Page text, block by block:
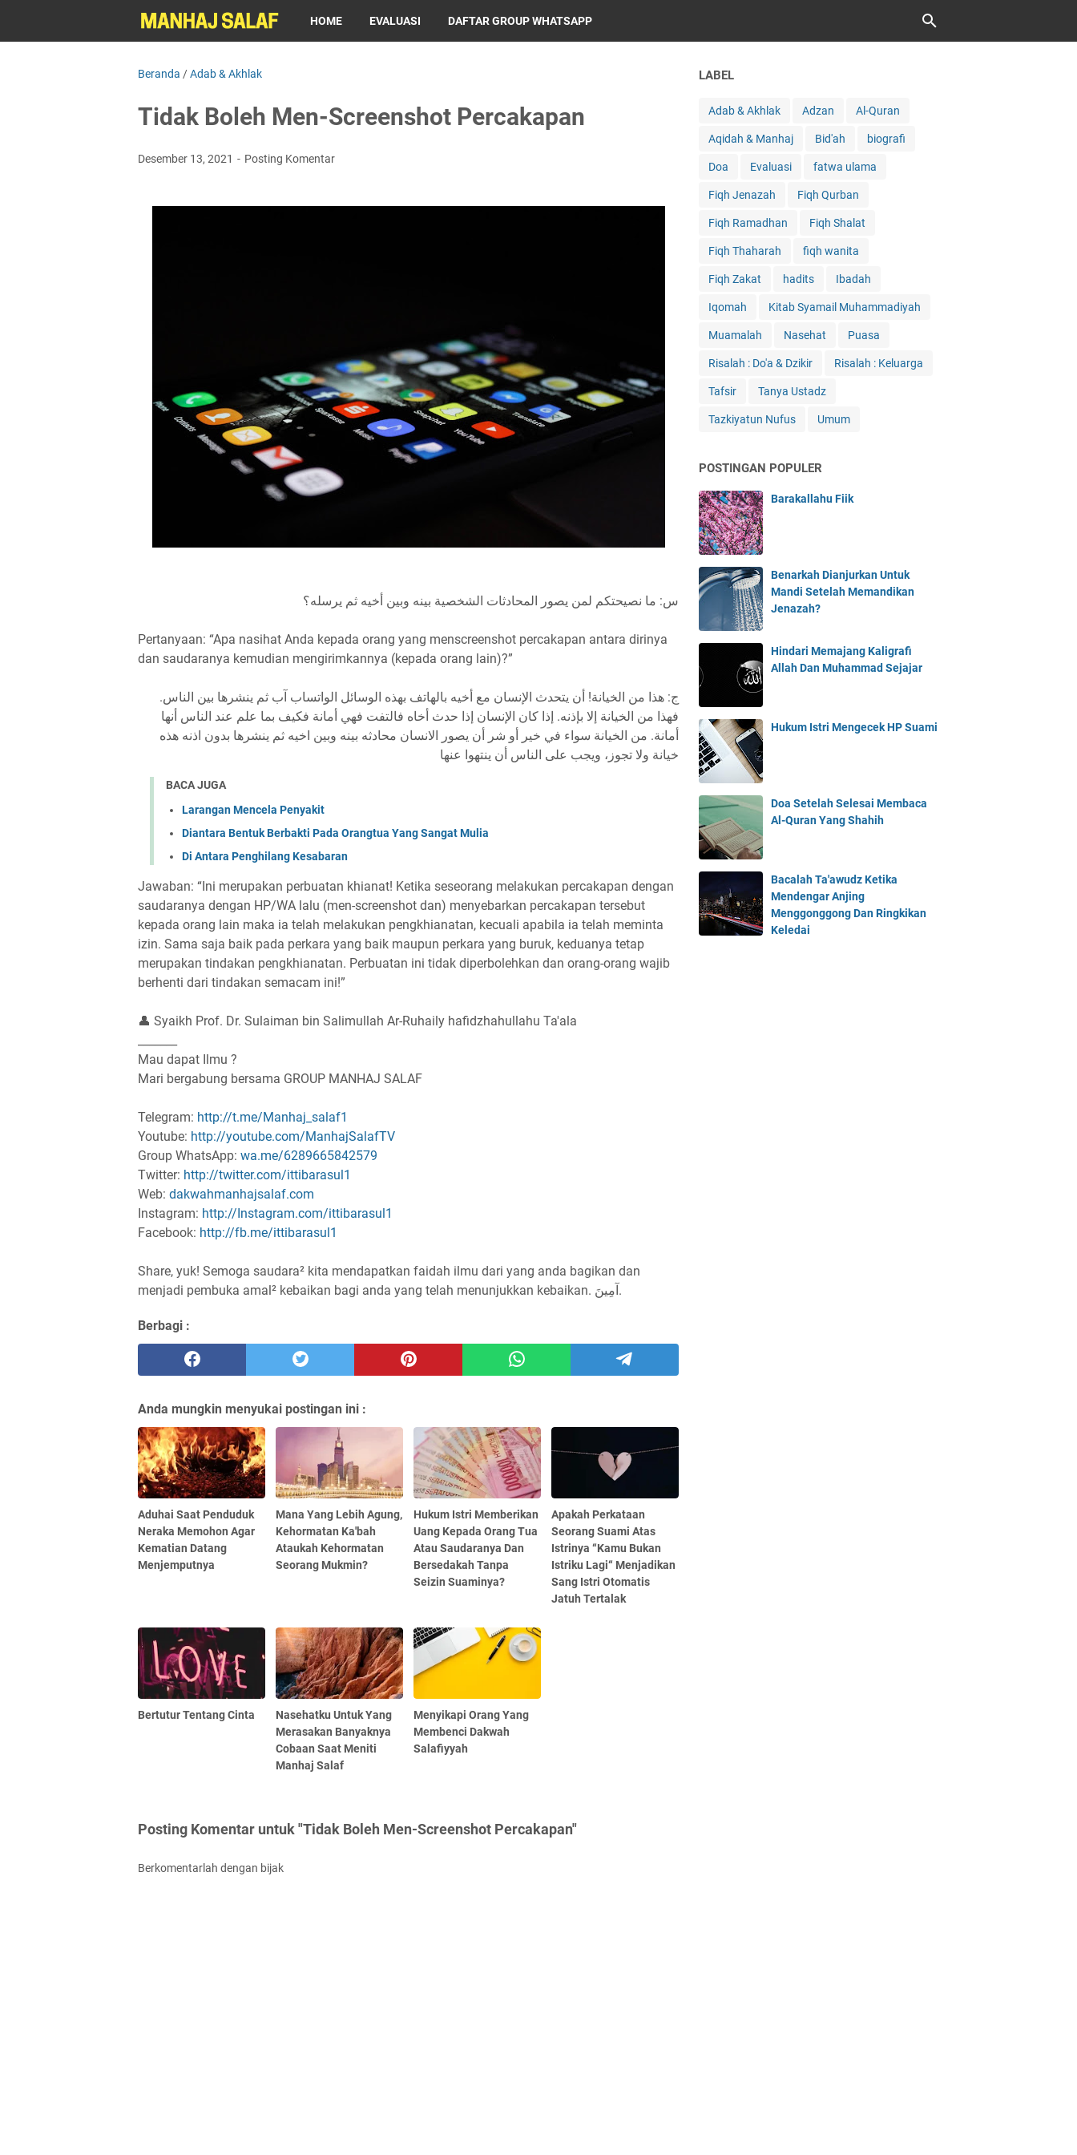
HOME EVALUASI DAFTAR GROUP WHATSAPP
Beranda /Adab & Akhlak
Tidak Boleh Men-Screenshot Percakapan
Desember 13, 2021 Posting Komentar
س: ما نصيحتكم لمن يصور المحادثات الشخصية بينه وبين أخيه ثم يرسله؟
Pertanyaan: “Apa nasihat Anda kepada orang yang menscreenshot percakapan antara dirinya
dan saudaranya kemudian mengirimkannya (kepada orang lain)?”
ج: هذا من الخيانة! أن يتحدث الإنسان مع أخيه بالهاتف بهذه الوسائل الواتساب آب ثم ينشرها بين الناس.
فهذا من الخيانة إلا بإذنه. إذا كان الإنسان إذا حدث أخاه فالتفت فهي أمانة فكيف بما علم عند الناس أنها
أمانة. من الخيانة سواء في خير أو شر أن يصور الانسان محادثه بينه وبين اخيه ثم ينشرها بدون اذنه هذه
خيانة ولا تجوز، ويجب على الناس أن ينتهوا عنها
BACA JUGA
Larangan Mencela Penyakit
Diantara Bentuk Berbakti Pada Orangtua Yang Sangat Mulia
Di Antara Penghilang Kesabaran
Jawaban: “Ini merupakan perbuatan khianat! Ketika seseorang melakukan percakapan dengan
saudaranya dengan HP/WA lalu (men-screenshot dan) menyebarkan percakapan tersebut
kepada orang lain maka ia telah melakukan pengkhianatan, kecuali apabila ia telah meminta
izin. Sama saja baik pada perkara yang baik maupun perkara yang buruk, keduanya tetap
merupakan tindakan pengkhianatan. Perbuatan ini tidak diperbolehkan dan orang-orang wajib
berhenti dari tindakan semacam ini!”
👤 Syaikh Prof. Dr. Sulaiman bin Salimullah Ar-Ruhaily hafidzhahullahu Ta'ala
Mau dapat Ilmu ?
Mari bergabung bersama GROUP MANHAJ SALAF
Telegram: http://t.me/Manhaj_salaf1
Youtube: http://youtube.com/ManhajSalafTV
Group WhatsApp: wa.me/6289665842579
Twitter: http://twitter.com/ittibarasul1
Web: dakwahmanhajsalaf.com
Instagram: http://Instagram.com/ittibarasul1
Facebook: http://fb.me/ittibarasul1
Share, yuk! Semoga saudara² kita mendapatkan faidah ilmu dari yang anda bagikan dan
menjadi pembuka amal² kebaikan bagi anda yang telah menunjukkan kebaikan. آمِينَ.
Berbagi :
Anda mungkin menyukai postingan ini :
Aduhai Saat Penduduk
Neraka Memohon Agar
Kematian Datang
Menjemputnya
Mana Yang Lebih Agung,
Kehormatan Ka'bah
Ataukah Kehormatan
Seorang Mukmin?
Hukum Istri Memberikan
Uang Kepada Orang Tua
Atau Saudaranya Dan
Bersedakah Tanpa
Seizin Suaminya?
Apakah Perkataan
Seorang Suami Atas
Istrinya “Kamu Bukan
Istriku Lagi“ Menjadikan
Sang Istri Otomatis
Jatuh Tertalak
Bertutur Tentang Cinta
Nasehatku Untuk Yang
Merasakan Banyaknya
Cobaan Saat Meniti
Manhaj Salaf
Menyikapi Orang Yang
Membenci Dakwah
Salafiyyah
Posting Komentar untuk "Tidak Boleh Men-Screenshot Percakapan"
Berkomentarlah dengan bijak
LABEL
Adab & Akhlak Adzan Al-Quran
Aqidah & Manhaj Bid'ah biografi
Doa Evaluasi fatwa ulama
Fiqh Jenazah Fiqh Qurban
Fiqh Ramadhan Fiqh Shalat
Fiqh Thaharah fiqh wanita
Fiqh Zakat hadits Ibadah
Iqomah Kitab Syamail Muhammadiyah
Muamalah Nasehat Puasa
Risalah : Do'a & Dzikir Risalah : Keluarga
Tafsir Tanya Ustadz
Tazkiyatun Nufus Umum
POSTINGAN POPULER
Barakallahu Fiik
Benarkah Dianjurkan Untuk
Mandi Setelah Memandikan
Jenazah?
Hindari Memajang Kaligrafi
Allah Dan Muhammad Sejajar
Hukum Istri Mengecek HP Suami
Doa Setelah Selesai Membaca
Al-Quran Yang Shahih
Bacalah Ta'awudz Ketika
Mendengar Anjing
Menggonggong Dan Ringkikan
Keledai